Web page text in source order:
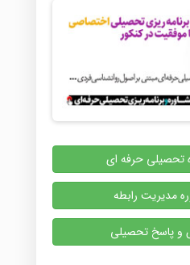
تحصیلی حرفه ای
مدیریت رابطه
پاسخ تحصیلی